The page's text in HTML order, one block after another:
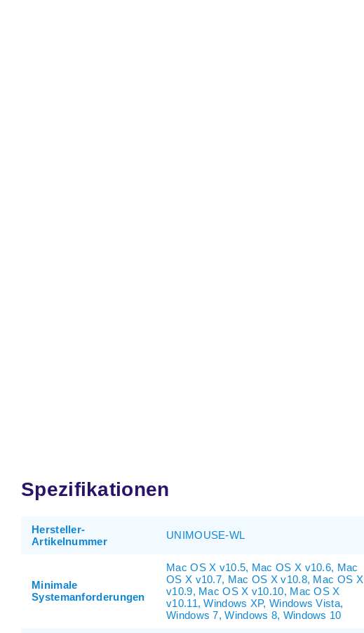
Spezifikationen
Hersteller-
Artikelnummer
UNIMOUSE-WL
Minimale
Systemanforderungen
Mac OS X v10.5, Mac OS X v10.6, Mac
OS X v10.7, Mac OS X v10.8, Mac OS X
v10.9, Mac OS X v10.10, Mac OS X
v10.11, Windows XP, Windows Vista,
Windows 7, Windows 8, Windows 10